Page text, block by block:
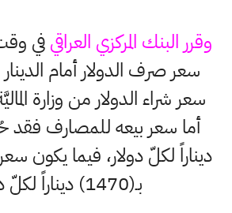
وقرر البنك المركزي العراقيفي
سعر صرف الدولار أمام الدينار
ديناراً لكلّ دولار، فيما يكون
بـ(1470) ديناراً لكلّ دولار.